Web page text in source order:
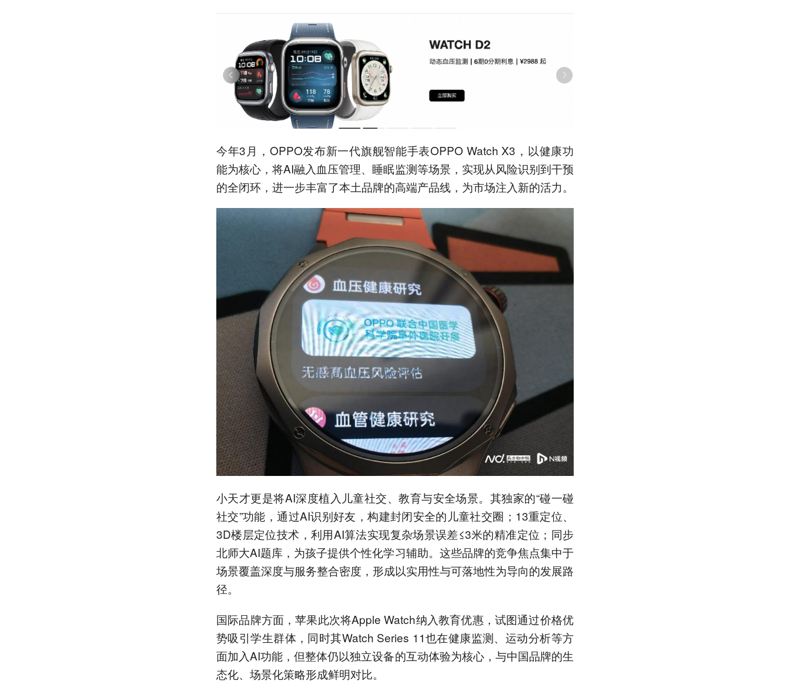
今年3月，OPPO发布新一代旗舰智能手表OPPO Watch X3，以健康功
能为核心，将AI融入血压管理、睡眠监测等场景，实现从风险识别到干预
的全闭环，进一步丰富了本土品牌的高端产品线，为市场注入新的活力。
小天才更是将AI深度植入儿童社交、教育与安全场景。其独家的“碰一碰
社交”功能，通过AI识别好友，构建封闭安全的儿童社交圈；13重定位、
3D楼层定位技术，利用AI算法实现复杂场景误差≤3米的精准定位；同步
北师大AI题库，为孩子提供个性化学习辅助。这些品牌的竞争焦点集中于
场景覆盖深度与服务整合密度，形成以实用性与可落地性为导向的发展路
径。
国际品牌方面，苹果此次将Apple Watch纳入教育优惠，试图通过价格优
势吸引学生群体，同时其Watch Series 11也在健康监测、运动分析等方
面加入AI功能，但整体仍以独立设备的互动体验为核心，与中国品牌的生
态化、场景化策略形成鲜明对比。